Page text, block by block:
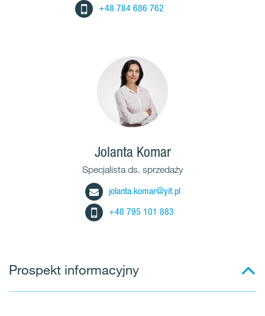
+48 784 686 762
Jolanta Komar
Specjalista ds. sprzedaży
jolanta.komar@yit.pl
+48 795 101 883
Prospekt informacyjny